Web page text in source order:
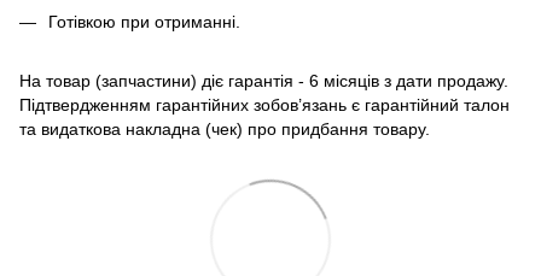
Готівкою при отриманні.
На товар (запчастини) діє гарантія - 6 місяців з дати продажу.
Підтвердженням гарантійних зобов’язань є гарантійний талон
та видаткова накладна (чек) про придбання товару.